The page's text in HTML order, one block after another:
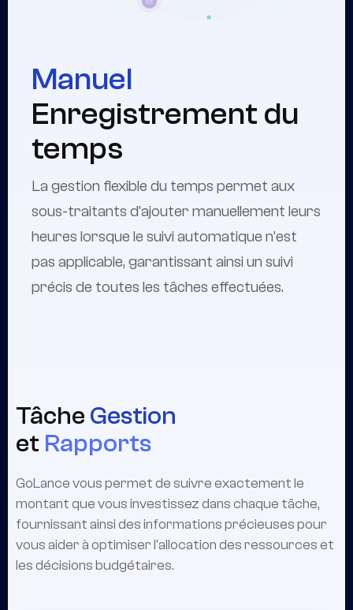
Manuel
Enregistrement du
temps
La gestion flexible du temps permet aux
sous-traitants d'ajouter manuellement leurs
heures lorsque le suivi automatique n'est
pas applicable, garantissant ainsi un suivi
précis de toutes les tâches effectuées.
Tâche Gestion
et Rapports
GoLance vous permet de suivre exactement le
montant que vous investissez dans chaque tâche,
fournissant ainsi des informations précieuses pour
vous aider à optimiser l'allocation des ressources et
les décisions budgétaires.